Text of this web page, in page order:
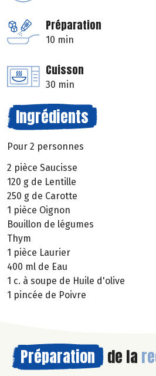
Préparation
10 min
Cuisson
30 min
Ingrédients
Pour 2 personnes
2 pièce Saucisse
120 g de Lentille
250 g de Carotte
1 pièce Oignon
Bouillon de légumes
Thym
1 pièce Laurier
400 ml de Eau
1 c. à soupe de Huile d'olive
1 pincée de Poivre
Préparation de la